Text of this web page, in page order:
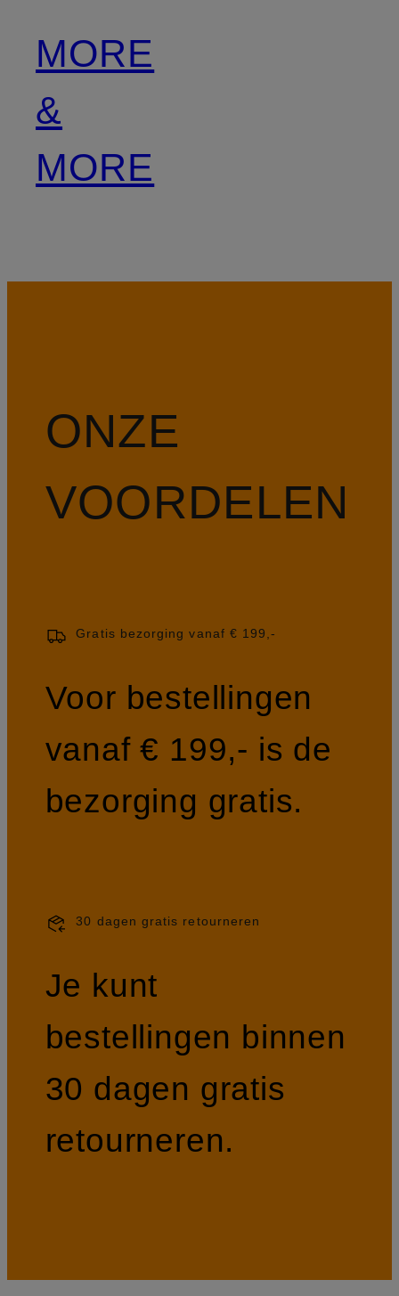
MORE
&
MORE
ONZE
VOORDELEN
Gratis bezorging vanaf € 199,-
Voor bestellingen
vanaf € 199,- is de
bezorging gratis.
30 dagen gratis retourneren
Je kunt
bestellingen binnen
30 dagen gratis
retourneren.